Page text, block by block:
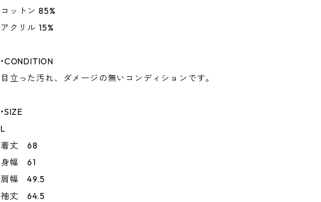
コットン 85%
アクリル 15%
•CONDITION
目立った汚れ、ダメージの無いコンディションです。
•SIZE
L
着丈 68
身幅 61
肩幅 49.5
袖丈 64.5